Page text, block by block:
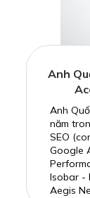
Anh
năm
SEO
Google
Isobar -
Aegis
Anh